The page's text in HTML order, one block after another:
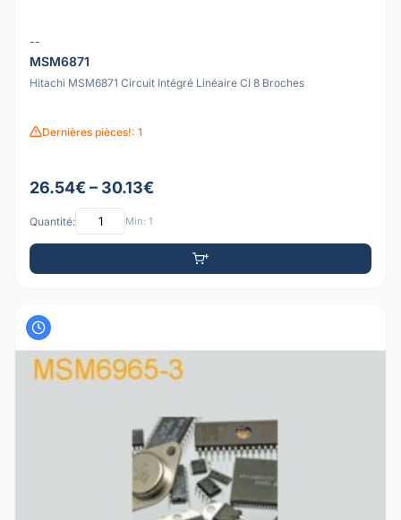
--
MSM6871
Hitachi MSM6871 Circuit Intégré Linéaire CI 8 Broches
Dernières pièces!: 1
26.54€ – 30.13€
Quantité: Min: 1